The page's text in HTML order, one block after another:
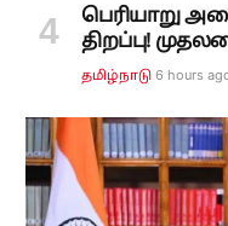
பெரியாறு
திறப்பு!
தமிழ்நாடு 6 hours